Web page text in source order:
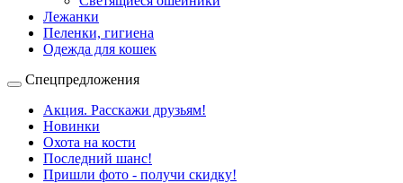
Лежанки
Пеленки, гигиена
Одежда для кошек
Спецпредложения
Акция. Расскажи друзьям!
Новинки
Охота на кости
Последний шанс!
Пришли фото - получи скидку!